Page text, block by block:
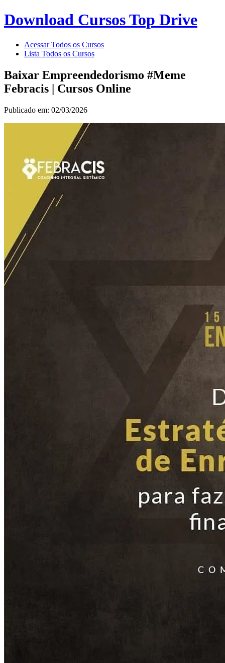
Download Cursos Top Drive
Acessar Todos os Cursos
Lista Todos os Cursos
Baixar Empreendedorismo #Meme
Febracis | Cursos Online
Publicado em: 02/03/2026